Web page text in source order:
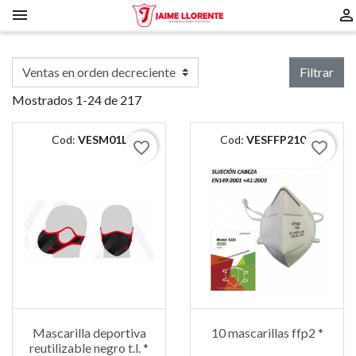
 
Filtrar
Mostrados 1-24 de 217
Cod: VESM01L favorite_border
Mascarilla deportiva
reutilizable negro t.l. *
Cod: VESFFP210Cfavorite_border
10 mascarillas ffp2 *